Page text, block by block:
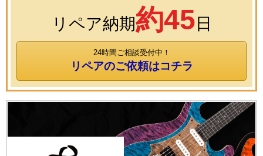
リペア納期約45 日
24時間ご相談受付中！
リペアのご依頼はコチラ